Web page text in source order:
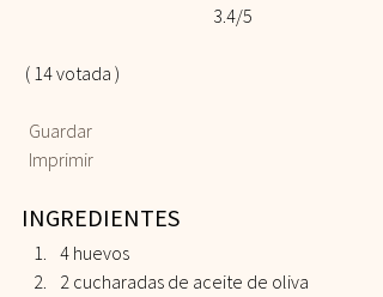
				3.4/5
( 14 votada )
Guardar
Imprimir
INGREDIENTES
4 huevos
2 cucharadas de aceite de oliva